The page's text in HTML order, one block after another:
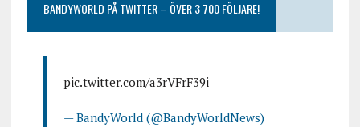
BANDYWORLD PÅ TWITTER – ÖVER 3 700 FÖLJARE!
pic.twitter.com/a3rVFrF39i
— BandyWorld (@BandyWorldNews)